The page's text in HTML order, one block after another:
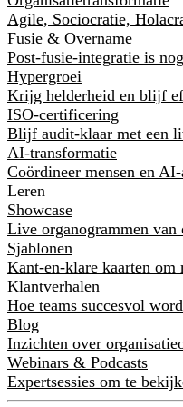
Agile, Sociocratie,
Fusie & Overname
Post-fusie-integratie is
Hypergroei
Krijg helderheid en blijf
ISO-certificering
Blijf audit-klaar met een
AI-transformatie
Coördineer mensen en
Leren
Showcase
Live organogrammen van
Sjablonen
Kant-en-klare kaarten om
Klantverhalen
Hoe teams succesvol
Blog
Inzichten over
Webinars & Podcasts
Expertsessies om te